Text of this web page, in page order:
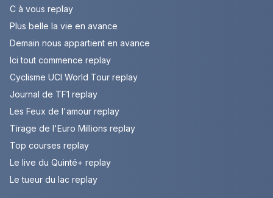
C à vous replay
Plus belle la vie en avance
Demain nous appartient en avance
Ici tout commence replay
Cyclisme UCI World Tour replay
Journal de TF1 replay
Les Feux de l'amour replay
Tirage de l'Euro Millions replay
Top courses replay
Le live du Quinté+ replay
Le tueur du lac replay